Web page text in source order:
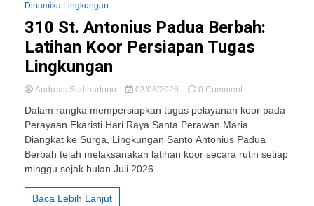
Dinamika Lingkungan
310 St. Antonius Padua Berbah:
Latihan Koor Persiapan Tugas
Lingkungan
Andreas Sudihartono 03/08/2026 0 Commenton
St.
Antonius
Padua
Berbah:
Dalam rangka mempersiapkan tugas pelayanan koor pada
Perayaan Ekaristi Hari Raya Santa Perawan Maria
Diangkat ke Surga, Lingkungan Santo Antonius Padua
Berbah telah melaksanakan latihan koor secara rutin setiap
minggu sejak bulan Juli 2026....
Baca Lebih Lanjut